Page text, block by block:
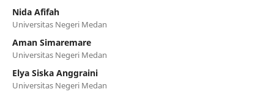
Nida Afifah
Universitas Negeri Medan
Aman Simaremare
Universitas Negeri Medan
Elya Siska Anggraini
Universitas Negeri Medan